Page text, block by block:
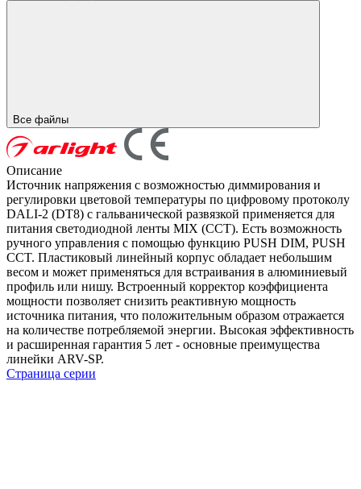
Все файлы
Описание
Источник напряжения с возможностью диммирования и
регулировки цветовой температуры по цифровому протоколу
DALI-2 (DT8) с гальванической развязкой применяется для
питания светодиодной ленты MIX (CCT). Есть возможность
ручного управления с помощью функцию PUSH DIM, PUSH
CCT. Пластиковый линейный корпус обладает небольшим
весом и может применяться для встраивания в алюминиевый
профиль или нишу. Встроенный корректор коэффициента
мощности позволяет снизить реактивную мощность
источника питания, что положительным образом отражается
на количестве потребляемой энергии. Высокая эффективность
и расширенная гарантия 5 лет - основные преимущества
линейки ARV-SP.
Страница серии